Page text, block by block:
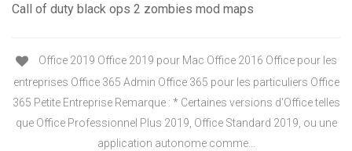
Call of duty black ops 2 zombies mod maps
Office 2019 Office 2019 pour Mac Office 2016 Office pour les
entreprises Office 365 Admin Office 365 pour les particuliers Office
365 Petite Entreprise Remarque : * Certaines versions d'Office telles
que Office Professionnel Plus 2019, Office Standard 2019, ou une
application autonome comme...